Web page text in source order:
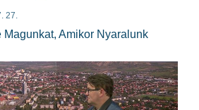
27.
Magunkat, Amikor Nyaralunk